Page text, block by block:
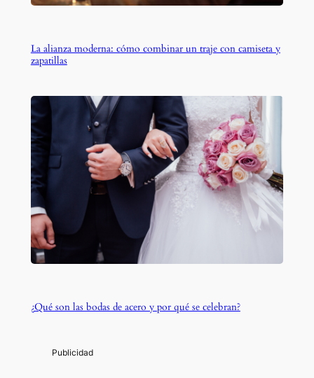
La alianza moderna: cómo combinar un traje con camiseta y
zapatillas
¿Qué son las bodas de acero y por qué se celebran?